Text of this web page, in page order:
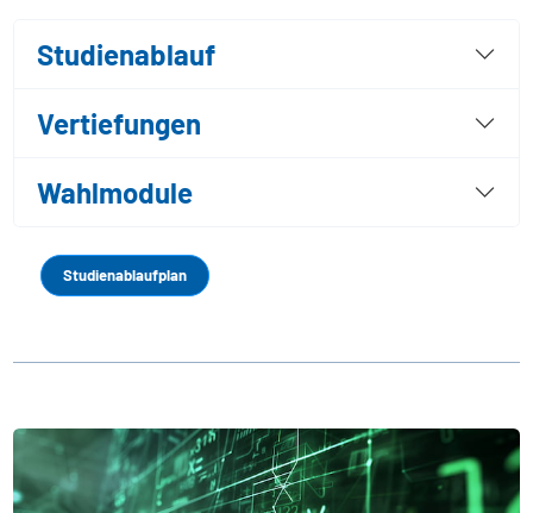
Studienablauf
Vertiefungen
Wahlmodule
Studienablaufplan